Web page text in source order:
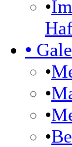
•
•
•
•
•
•